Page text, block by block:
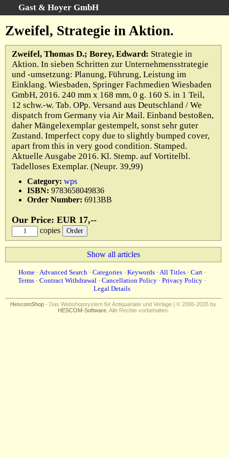
Gast & Hoyer GmbH
Advanced Search
Categories
Keywords
All Titles
Cart
Terms
Withdrawal
Privacy Policy
Zweifel, Strategie in Aktion.
Zweifel, Thomas D.; Borey, Edward: Strategie in
Aktion. In sieben Schritten zur Unternehmensstrategie
und -umsetzung: Planung, Führung, Leistung im
Einklang. Wiesbaden, Springer Fachmedien Wiesbaden
GmbH, 2016. 240 mm x 168 mm, 0 g. 160 S. in 1 Teil,
12 schw.-w. Tab. OPp. Versand aus Deutschland / We
dispatch from Germany via Air Mail. Einband bestoßen,
daher Mängelexemplar gestempelt, sonst sehr guter
Zustand. Imperfect copy due to slightly bumped cover,
apart from this in very good condition. Stamped.
Aktuelle Ausgabe 2016. Kl. Stemp. auf Vortitelbl.
Tadelloses Exemplar. (Neupr. 39,99)
Category: wps
ISBN: 9783658049836
Order Number: 6913BB
Our Price: EUR 17,--
copies
Show all articles
Home· Advanced Search· Categories· Keywords· All Titles· Cart·
Terms · Contract Withdrawal · Cancellation Policy · Privacy Policy ·
Legal Details
HescomShop - Das Webshopsystem für Antiquariate und Verlage | © 2006-2026 by
HESCOM-Software. Alle Rechte vorbehalten.